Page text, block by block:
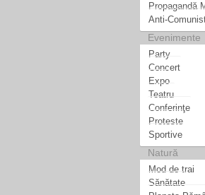
Propagandă
Anti-
Evenimente
Party
Concert
Expo
Teatru
Conferinţe
Proteste
Sportive
Natură
Mod de trai
Sănătate